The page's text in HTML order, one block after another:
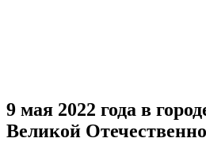
9 мая 2022 года в
Великой